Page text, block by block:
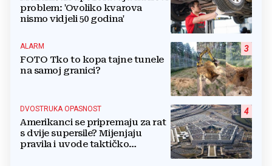
problem: 'Ovoliko kvarova
nismo vidjeli 50 godina'
3
ALARM
FOTO Tko to kopa tajne tunele
na samoj granici?
4
DVOSTRUKA OPASNOST
Amerikanci se pripremaju za rat
s dvije supersile? Mijenjaju
pravila i uvode taktičko